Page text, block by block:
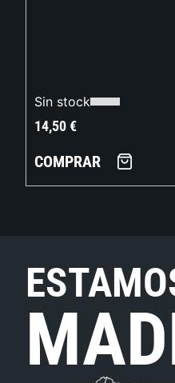
Sin stock
14,50€
COMPRAR